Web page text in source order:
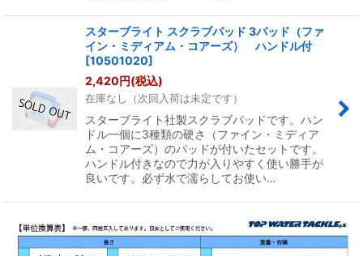
スターブライト スクラブパッド 3パッド（ファ
イン・ミディアム・コアーズ） ハンドル付
[10501020]
2,420円(税込)
在庫なし（次回入荷は未定です）
スターブライト社製スクラブパッドです。ハン
ドル一個に3種類の硬さ（ファイン・ミディア
ム・コアーズ）のパッドが付いたセットです。
ハンドル付きなので力が入りやすく使い勝手が
良いです。必ず水で濡らしてお使い…